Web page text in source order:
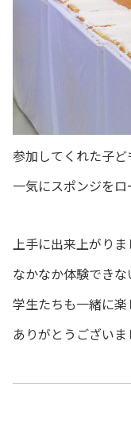
参加してくれた子
一気にスポンジをロ
上手に出来上がりま
なかなか体験できな
学生たちも一緒に
ありがとうございま